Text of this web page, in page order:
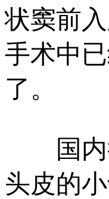
状窦前
手术中
了。
国内
头皮的